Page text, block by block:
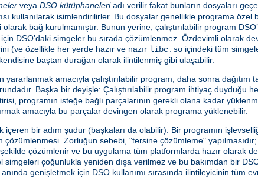
veya DSO kütüphaneleriadı verilir fakat bunların dosyaları
kullanılarak isimlendirilirler. Bu dosyalar genellikle programa özel
bağ kurulmamıştır. Bunun yerine, çalıştırılabilir program
DSO’daki simgeler bu sırada çözümlenmez. Özdevimli olarak
(ve özellikle her yerde hazır ve nazır libc.so içindeki tüm
baştan durağan olarak ilintilenmiş gibi ulaşabilir.
amacıyla çalıştırılabilir program, daha sonra dağıtım
Başka bir deyişle: Çalıştırılabilir program ihtiyaç duyduğu
programın isteğe bağlı parçalarının gerekli olana kadar
amacıyla bu parçalar devingen olarak programa yüklenebilir.
bir adım şudur (başkaları da olabilir): Bir programın
Zorluğun sebebi, "tersine çözümleme" yapılmasıdır;
çözümlenir ve bu uygulama tüm platformlarda hazır olarak
çoğunlukla yeniden dışa verilmez ve bu bakımdan bir
genişletmek için DSO kullanımı sırasında ilintileyicinin tüm